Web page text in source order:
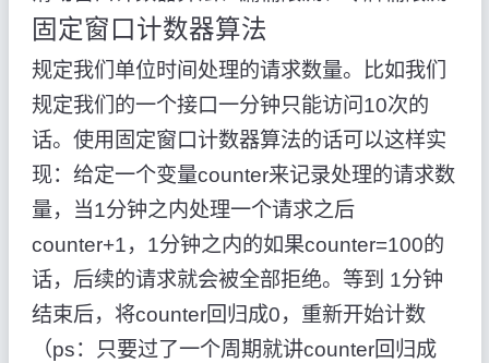
固定窗口计数器算法
规定我们单位时间处理的请求数量。比如我们
规定我们的一个接口一分钟只能访问10次的
话。使用固定窗口计数器算法的话可以这样实
现：给定一个变量counter来记录处理的请求数
量，当1分钟之内处理一个请求之后
counter+1，1分钟之内的如果counter=100的
话，后续的请求就会被全部拒绝。等到 1分钟
结束后，将counter回归成0，重新开始计数
（ps：只要过了一个周期就讲counter回归成